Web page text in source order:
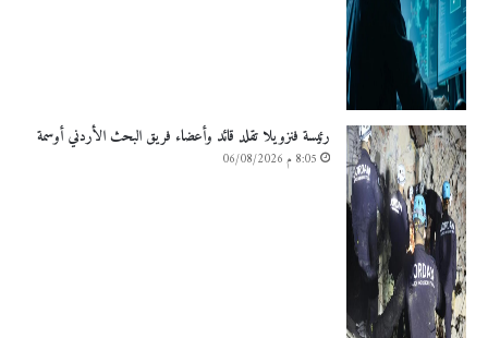
رئيسة فنزويلا تقلد قائد وأعضاء فريق البحث الأردني أوسمة
8:05 م 06/08/2026